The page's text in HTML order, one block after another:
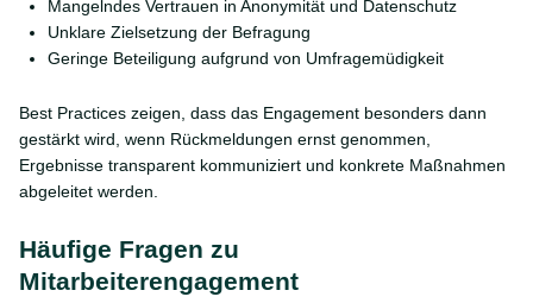
Mangelndes Vertrauen in Anonymität und Datenschutz
Unklare Zielsetzung der Befragung
Geringe Beteiligung aufgrund von Umfragemüdigkeit
Best Practices zeigen, dass das Engagement besonders dann
gestärkt wird, wenn Rückmeldungen ernst genommen,
Ergebnisse transparent kommuniziert und konkrete Maßnahmen
abgeleitet werden.
Häufige Fragen zu
Mitarbeiterengagement